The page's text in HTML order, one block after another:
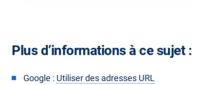
Plus d’informations à ce sujet :
Google : Utiliser des adresses URL